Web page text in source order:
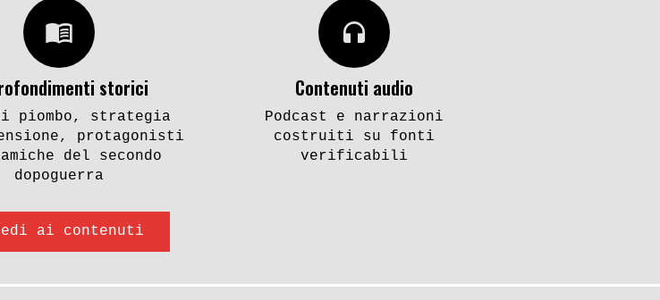
menu_book
storici
piombo, strategia
protagonisti
del secondo
dopoguerra
headphones
Contenuti audio
Podcast e narrazioni
costruiti su fonti
verificabili
ai contenuti